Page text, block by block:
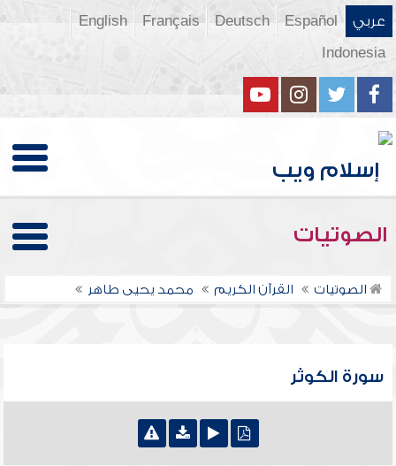
عربي Español
Deutsch
Français
English
Indonesia
الصوتيات
الصوتيات القرآن الكريم محمد يحيى طاهر
سورة الكوثر